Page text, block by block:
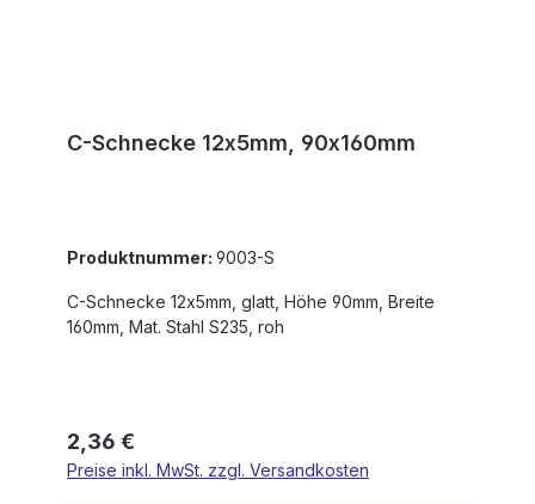
C-Schnecke 12x5mm, 90x160mm
Produktnummer: 9003-S
C-Schnecke 12x5mm, glatt, Höhe 90mm, Breite
160mm, Mat. Stahl S235, roh
Regulärer Preis:
2,36 €
Preise inkl. MwSt. zzgl. Versandkosten